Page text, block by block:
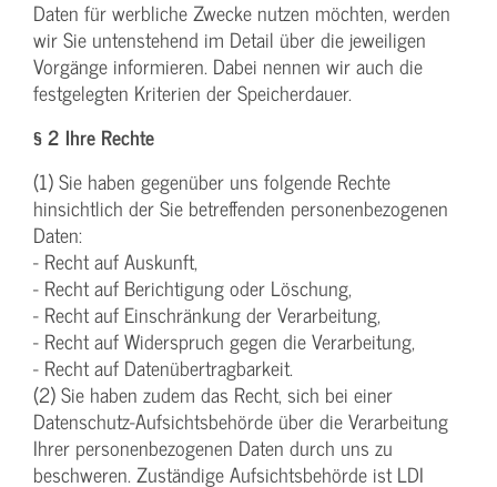
Daten für werbliche Zwecke nutzen möchten, werden
wir Sie untenstehend im Detail über die jeweiligen
Vorgänge informieren. Dabei nennen wir auch die
festgelegten Kriterien der Speicherdauer.
§ 2 Ihre Rechte
(1) Sie haben gegenüber uns folgende Rechte
hinsichtlich der Sie betreffenden personenbezogenen
Daten:
- Recht auf Auskunft,
- Recht auf Berichtigung oder Löschung,
- Recht auf Einschränkung der Verarbeitung,
- Recht auf Widerspruch gegen die Verarbeitung,
- Recht auf Datenübertragbarkeit.
(2) Sie haben zudem das Recht, sich bei einer
Datenschutz-Aufsichtsbehörde über die Verarbeitung
Ihrer personenbezogenen Daten durch uns zu
beschweren. Zuständige Aufsichtsbehörde ist LDI